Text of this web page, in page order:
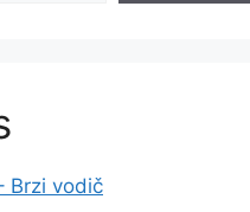
Brzi vodič